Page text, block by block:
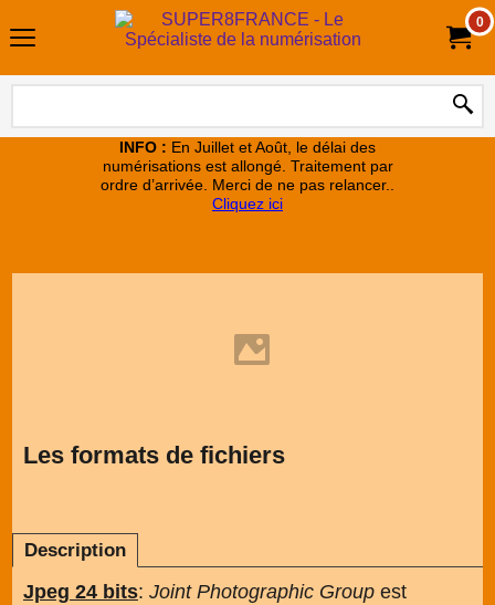
0
INFO : En Juillet et Août, le délai des
numérisations est allongé. Traitement par
ordre d’arrivée. Merci de ne pas relancer..
Cliquez ici
Les formats de fichiers
Description
Jpeg 24 bits: Joint Photographic Group est